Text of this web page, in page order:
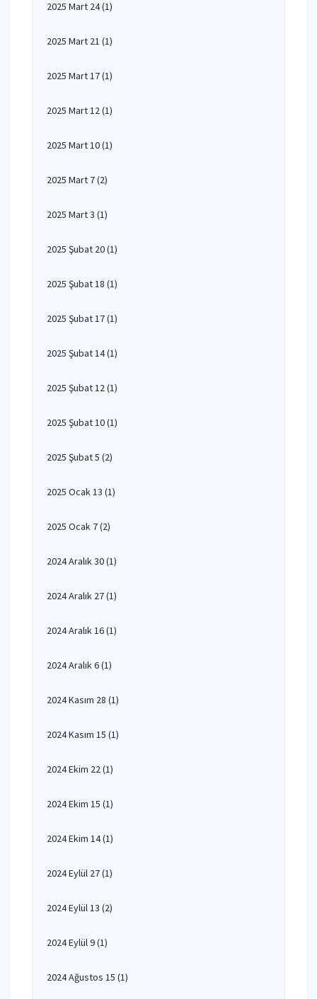
2025 Mart 24(1)
2025 Mart 21 (1)
2025 Mart 17(1)
2025 Mart 12(1)
2025 Mart 10(1)
2025 Mart 7(2)
2025 Mart 3 (1)
2025 Şubat 20(1)
2025 Şubat 18 (1)
2025 Şubat 17(1)
2025 Şubat 14(1)
2025 Şubat 12(1)
2025 Şubat 10(1)
2025 Şubat 5 (2)
2025 Ocak 13 (1)
2025 Ocak 7(2)
2024 Aralık 30(1)
2024 Aralık 27(1)
2024 Aralık 16(1)
2024 Aralık 6(1)
2024 Kasım 28 (1)
2024 Kasım 15 (1)
2024 Ekim 22(1)
2024 Ekim 15 (1)
2024 Ekim 14(1)
2024 Eylül 27(1)
2024 Eylül 13 (2)
2024 Eylül 9(1)
2024 Ağustos 15 (1)